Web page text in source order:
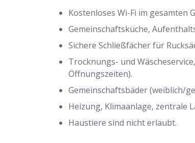
Kostenloses Wi-Fi im gesamten
Gemeinschaftsküche,
Sichere Schließfächer für
Trocknungs- und
Öffnungszeiten).
Gemeinschaftsbäder (weiblich/
Heizung, Klimaanlage, zentrale
Haustiere sind nicht erlaubt.